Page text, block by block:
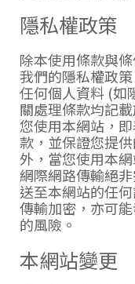
隱私權政策
除本使用條款與
我們的隱私權政策
任何個人資料 (如
關處理條款均記
您使用本網站，
款，並保證您提
外，當您使用本
網際網路傳輸絕
送至本網站的任
傳輸加密，亦可
的風險。
本網站變更